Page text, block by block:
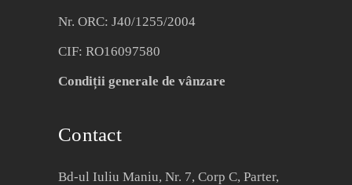
Nr. ORC: J40/1255/2004
CIF: RO16097580
Condiții generale de vânzare
Contact
Bd-ul Iuliu Maniu, Nr. 7, Corp C, Parter,